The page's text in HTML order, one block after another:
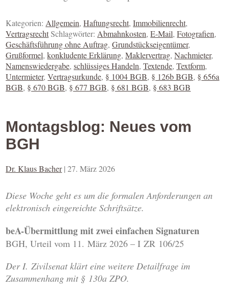
Kategorien:Allgemein,Haftungsrecht,Immobilienrecht,
VertragsrechtSchlagwörter:Abmahnkosten,E-Mail,Fotografien,
Geschäftsführung ohne Auftrag,Grundstückseigentümer,
Grußformel,konkludente Erklärung,Maklervertrag,Nachmieter,
Namenswiedergabe,schlüssiges Handeln,Textende,Textform,
Untermieter,Vertragsurkunde, § 1004 BGB, § 126b BGB, § 656a
BGB, § 670 BGB, § 677 BGB, § 681 BGB, § 683 BGB
Montagsblog: Neues vom
BGH
Dr. Klaus Bacher |27. März 2026
Diese Woche geht es um die formalen Anforderungen an
elektronisch eingereichte Schriftsätze.
beA-Übermittlung mit zwei einfachen Signaturen
BGH, Urteil vom 11. März 2026 – I ZR 106/25
Der I. Zivilsenat klärt eine weitere Detailfrage im
Zusammenhang mit § 130a ZPO.